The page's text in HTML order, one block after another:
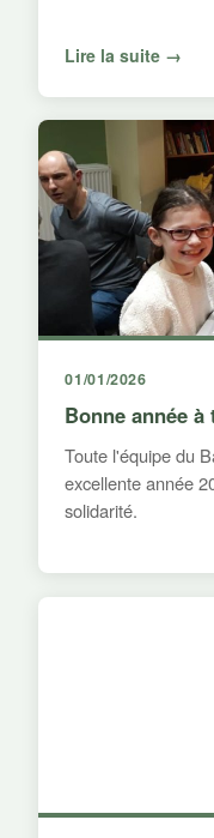
Lire la suite →
01/01/2026
Bonne année
Toute l'équipe du
excellente année
solidarité.